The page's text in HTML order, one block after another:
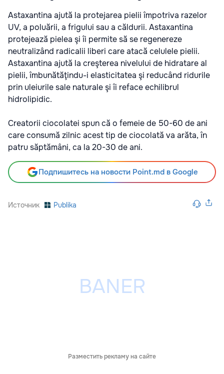
Astaxantina ajută la protejarea pielii împotriva razelor
UV, a poluării, a frigului sau a căldurii. Astaxantina
protejează pielea şi îi permite să se regenereze
neutralizând radicalii liberi care atacă celulele pielii.
Astaxantina ajută la creşterea nivelului de hidratare al
pielii, îmbunătăţindu-i elasticitatea şi reducând ridurile
prin uleiurile sale naturale şi îi reface echilibrul
hidrolipidic.
Creatorii ciocolatei spun că o femeie de 50-60 de ani
care consumă zilnic acest tip de ciocolată va arăta, în
patru săptămâni, ca la 20-30 de ani.
Подпишитесь на новости Point.md в Google
Источник Publika
Разместить рекламу на сайте